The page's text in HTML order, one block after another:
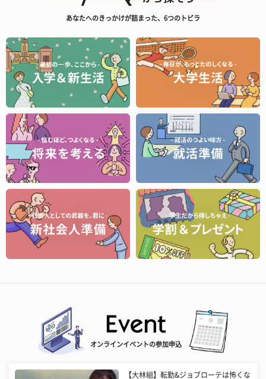
あなたへのきっかけが詰まった、6つのトビラ
オンラインイベントの参加申込
【大林組】転勤&ジョブローテは怖くな